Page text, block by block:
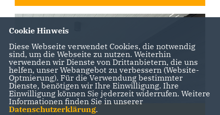
Cookie Hinweis
Diese Webseite verwendet Cookies, die notwendig
sind, um die Webseite zu nutzen. Weiterhin
verwenden wir Dienste von Drittanbietern, die uns
helfen, unser Webangebot zu verbessern (Website-
Optmierung). Für die Verwendung bestimmter
Dienste, benötigen wir Ihre Einwilligung. Ihre
Einwilligung können Sie jederzeit widerrufen. Weitere
Informationen finden Sie in unserer
Datenschutzerklärung.